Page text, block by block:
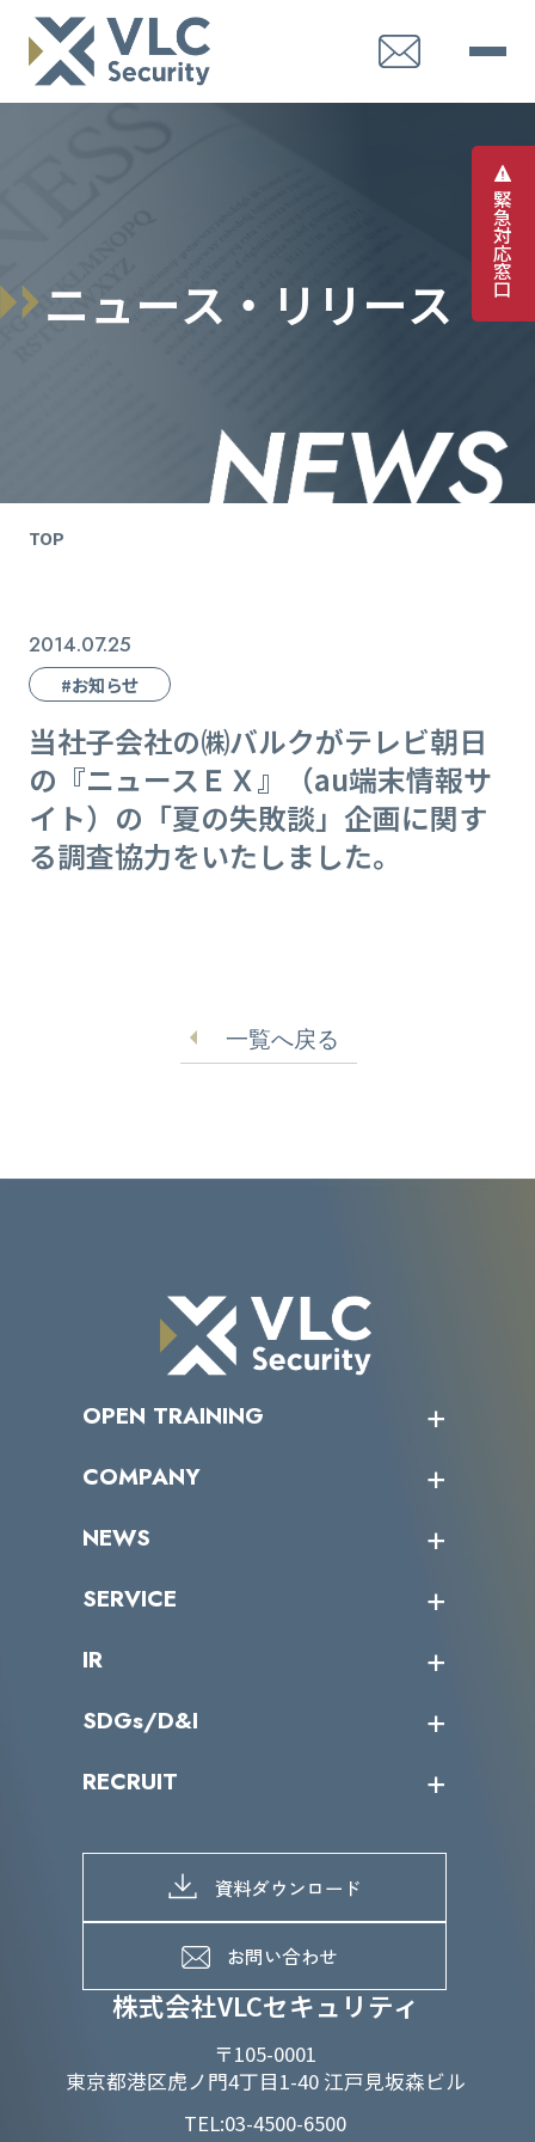
緊
急
対
応
窓
口
ニュース ・ リ リ ース
TOP
2014.07.25
#お知らせ
当社子会社の㈱バルクがテレビ朝日
の『ニュースＥＸ』（au端末情報サ
イト）の「夏の失敗談」企画に関す
る調査協力をいたしました。
一覧へ戻る
株式会社VLCセキュリティ
〒105-0001
東京都港区虎ノ門4丁目1-40 江戸見坂森ビル
TEL:03-4500-6500
OPEN TRAINING
受講者の声
COMPANY
トップメッセージ
ミッション／ビジョン
パートナー企業一覧
NEWS
サイバーニュース
SERVICE
カテゴリー別サービス一覧
IR
IRカレンダー
IRライブラリー
よくあるご質問
SDGs/D&I
当グループのマテリアリティ
SDGs推進体制
D&Iの取り組み
RECRUIT
募集職種一覧
メッセージ
メンバーインタビュー
資料ダウンロード
お問い合わせ